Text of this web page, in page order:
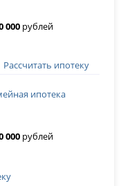
000 рублей
Рассчитать ипотеку
ипотека
000 рублей